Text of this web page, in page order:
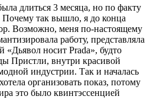
длиться 3 месяца, но по факту
Почему так вышло, я до конца
Возможно, меня по-настоящему
работу, представляла
«Дьявол носит Prada», будто
Пристли, внутри красивой
индустрии. Так и началась
организовать показ, потому
это было квинтэссенцией